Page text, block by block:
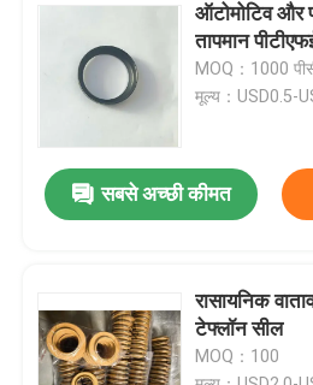
संपर्क करें
एक उद्धरण का अनुरोध करें
रबर तेल सील
मोटर वाहन तेल जवानों
ट्रक तेल जवानों
ऑटोमोटिव और
तापमान
MOQ：1000
मूल्य：USD0.5-
सबसे अच्छी कीमत
रासायनिक
टेफ्लॉन सील
MOQ：100